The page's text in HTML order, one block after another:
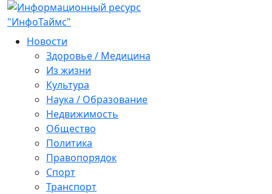
Новости
Здоровье / Медицина
Из жизни
Культура
Наука / Образование
Недвижимость
Общество
Политика
Правопорядок
Спорт
Транспорт